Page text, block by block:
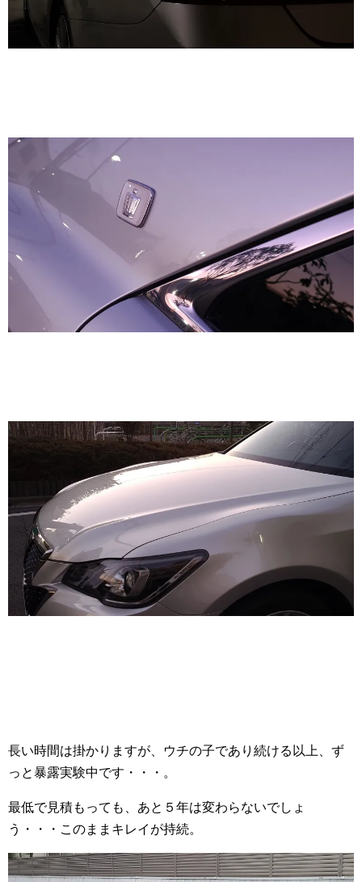
長い時間は掛かりますが、ウチの子であり続ける以上、ず
っと暴露実験中です・・・。
最低で見積もっても、あと５年は変わらないでしょ
う・・・このままキレイが持続。